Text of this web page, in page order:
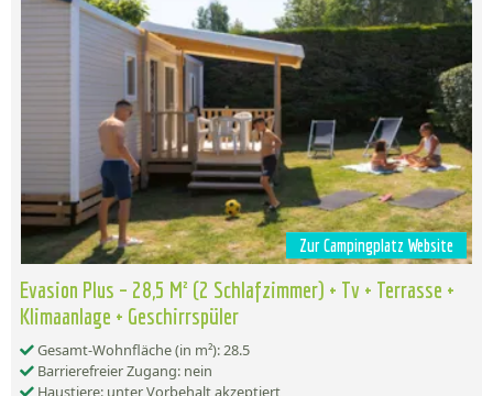
Zur Campingplatz Website
Evasion Plus – 28,5 M² (2 Schlafzimmer) + Tv + Terrasse +
Klimaanlage + Geschirrspüler
Gesamt-Wohnfläche (in m²): 28.5
Barrierefreier Zugang: nein
Haustiere: unter Vorbehalt akzeptiert